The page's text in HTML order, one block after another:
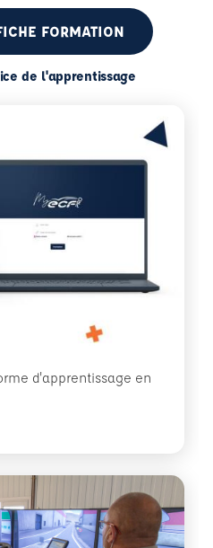
FORMATION
de l'apprentissage
d'apprentissage en